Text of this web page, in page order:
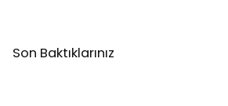
Son Baktıklarınız